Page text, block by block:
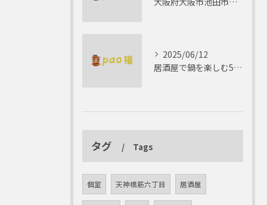
2025/06/12
居酒屋で鍋を楽しむ5つの理由 ゆったりとした時間を
タグ Tags
個室 天神橋筋六丁目 居酒屋